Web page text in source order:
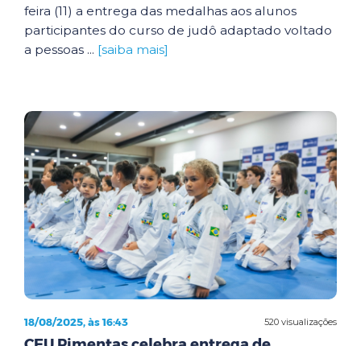
feira (11) a entrega das medalhas aos alunos
participantes do curso de judô adaptado voltado
a pessoas ... [saiba mais]
520 visualizações
18/08/2025, às 16:43